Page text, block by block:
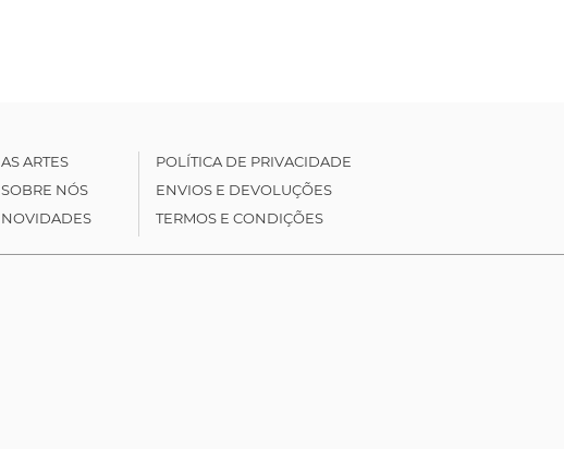
AS ARTES
SOBRE NÓS
NOVIDADES
POLÍTICA DE PRIVACIDADE
ENVIOS E DEVOLUÇÕES
TERMOS E CONDIÇÕES